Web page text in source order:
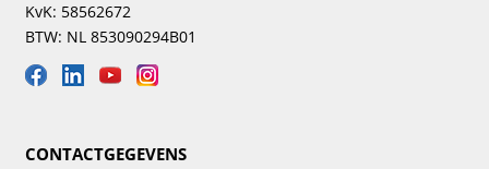
KvK: 58562672
BTW: NL 853090294B01
CONTACTGEGEVENS